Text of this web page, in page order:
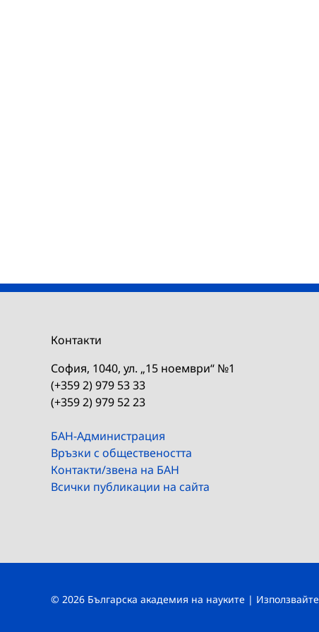
Контакти
София, 1040, ул. „15 ноември“ №1
(+359 2) 979 53 33
(+359 2) 979 52 23
БАН-Администрация
Връзки с обществеността
Контакти/звена на БАН
Всички публикации на сайта
© 2026 Българска академия на науките | Използвайте